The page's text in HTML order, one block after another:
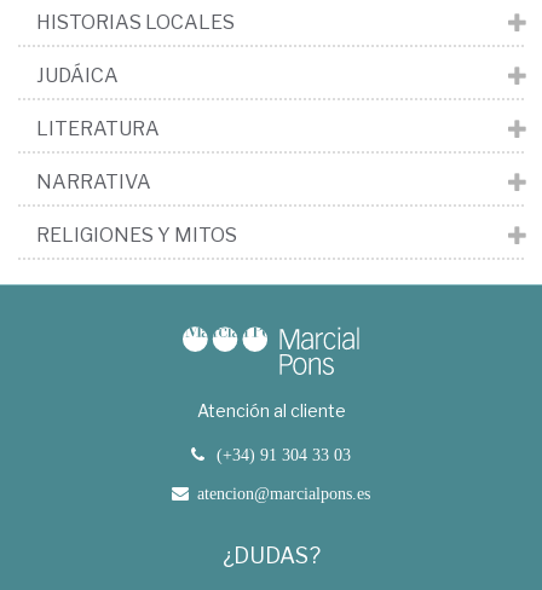
HISTORIAS LOCALES
JUDÁICA
LITERATURA
NARRATIVA
RELIGIONES Y MITOS
Atención al cliente
(+34) 91 304 33 03
atencion@marcialpons.es
¿DUDAS?